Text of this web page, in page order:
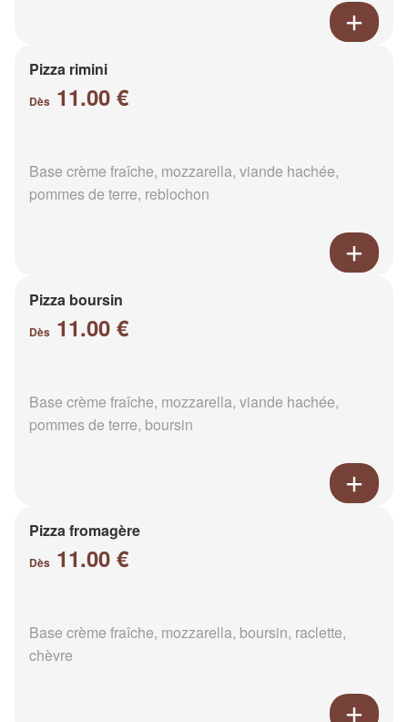
Pizza rimini
Dès 11.00 €
Base crème fraîche, mozzarella, viande hachée,
pommes de terre, reblochon
Pizza boursin
Dès 11.00 €
Base crème fraîche, mozzarella, viande hachée,
pommes de terre, boursin
Pizza fromagère
Dès 11.00 €
Base crème fraîche, mozzarella, boursin, raclette,
chèvre